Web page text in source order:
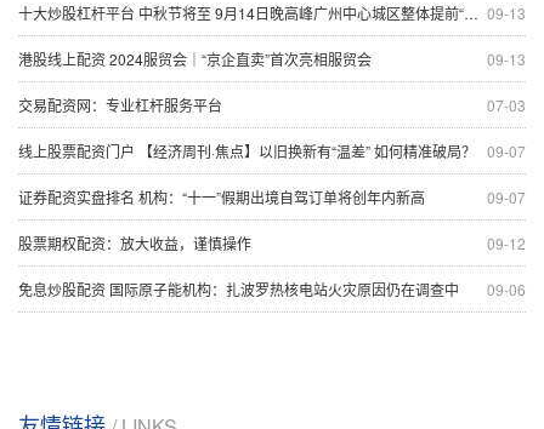
09-13
十大炒股杠杆平台 中秋节将至 9月14日晚高峰广州中心城区整体提前“中度拥堵”
09-13
港股线上配资 2024服贸会｜“京企直卖”首次亮相服贸会
07-03
交易配资网：专业杠杆服务平台
09-07
线上股票配资门户 【经济周刊·焦点】以旧换新有“温差” 如何精准破局？
09-07
证券配资实盘排名 机构：“十一”假期出境自驾订单将创年内新高
09-12
股票期权配资：放大收益，谨慎操作
09-06
免息炒股配资 国际原子能机构：扎波罗热核电站火灾原因仍在调查中